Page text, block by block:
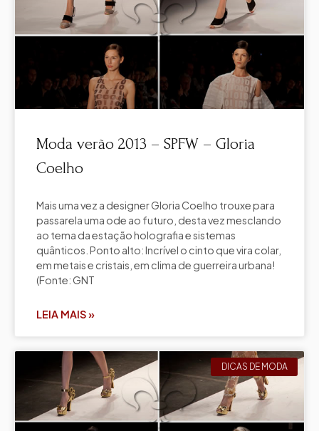
Moda verão 2013 – SPFW – Gloria
Coelho
Mais uma vez a designer Gloria Coelho trouxe para
passarela uma ode ao futuro, desta vez mesclando
ao tema da estação holografia e sistemas
quânticos. Ponto alto: Incrível o cinto que vira colar,
em metais e cristais, em clima de guerreira urbana!
(Fonte: GNT
LEIA MAIS »
DICAS DE MODA